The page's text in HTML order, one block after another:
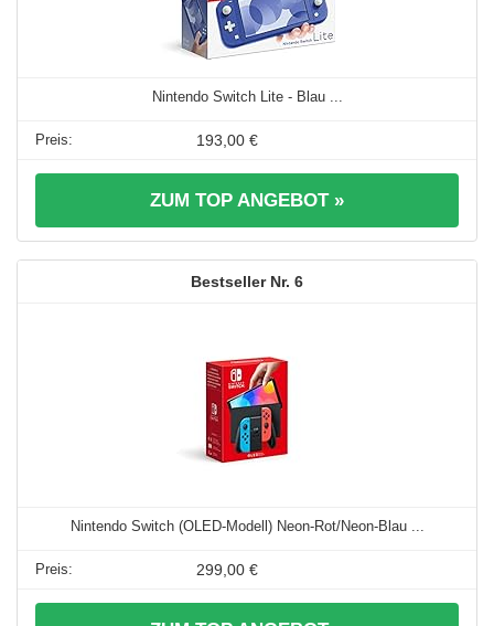
Nintendo Switch Lite - Blau ...
193,00 €
ZUM TOP ANGEBOT »
6
Nintendo Switch (OLED-Modell) Neon-Rot/Neon-Blau ...
299,00 €